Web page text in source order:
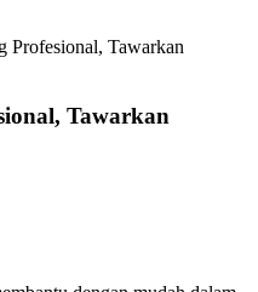
Profesional, Tawarkan
Tawarkan